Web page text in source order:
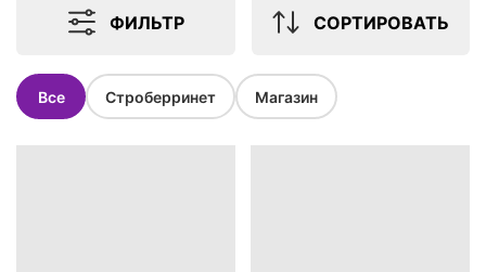
ФИЛЬТР СОРТИРОВАТЬ
Все Строберринет Магазин